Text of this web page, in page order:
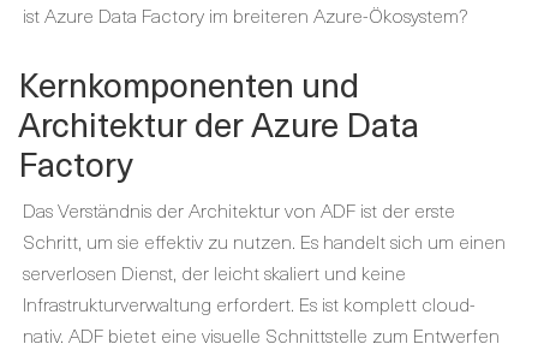
ist Azure Data Factory im breiteren Azure-Ökosystem?
Kernkomponenten und
Architektur der Azure Data
Factory
Das Verständnis der Architektur von ADF ist der erste
Schritt, um sie effektiv zu nutzen. Es handelt sich um einen
serverlosen Dienst, der leicht skaliert und keine
Infrastrukturverwaltung erfordert. Es ist komplett cloud-
nativ. ADF bietet eine visuelle Schnittstelle zum Entwerfen